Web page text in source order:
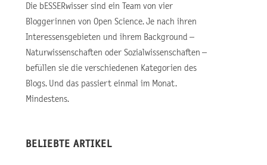
Die bESSERwisser sind ein Team von vier
Bloggerinnen von Open Science. Je nach ihren
Interessensgebieten und ihrem Background –
Naturwissenschaften oder Sozialwissenschaften –
befüllen sie die verschiedenen Kategorien des
Blogs. Und das passiert einmal im Monat.
Mindestens.
BELIEBTE ARTIKEL